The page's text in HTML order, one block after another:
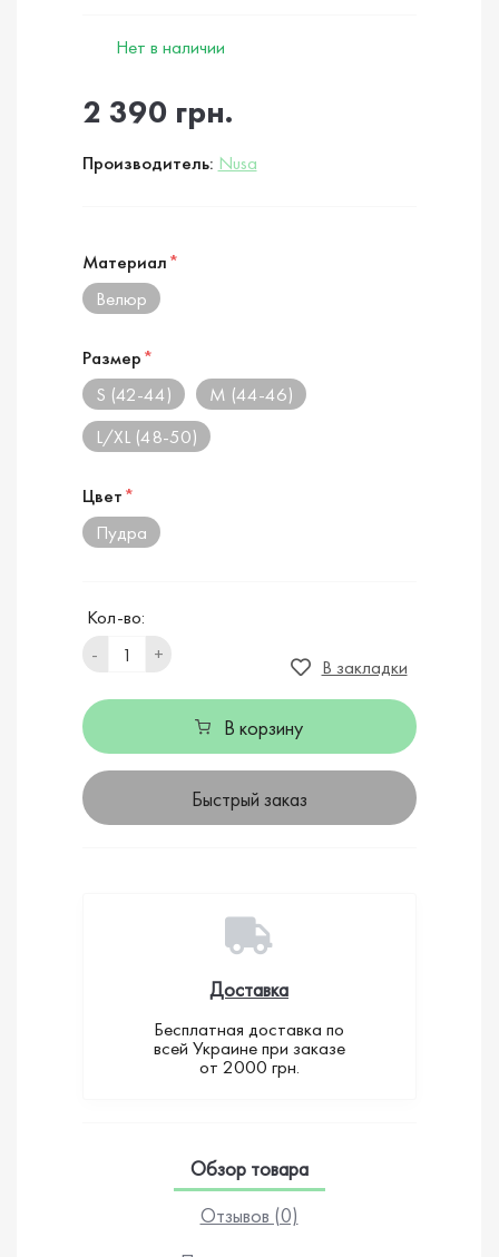
Нет в наличии
2 390 грн.
Производитель: Nusa
Материал*
Велюр
Размер*
S (42-44)
M (44-46)
L/XL (48-50)
Цвет*
Пудра
Кол-во:
-
+
В закладки
В корзину
Быстрый заказ
Доставка
Бесплатная доставка по
всей Украине при заказе
от 2000 грн.
Обзор товара
Отзывов (0)